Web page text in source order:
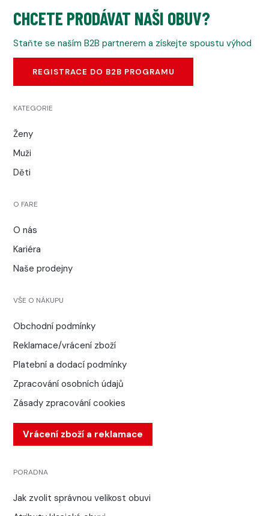
CHCETE PRODÁVAT NAŠI OBUV?
Staňte se naším B2B partnerem a získejte spoustu výhod
REGISTRACE DO B2B PROGRAMU
KATEGORIE
Ženy
Muži
Děti
O FARE
O nás
Kariéra
Naše prodejny
VŠE O NÁKUPU
Obchodní podmínky
Reklamace/vrácení zboží
Platební a dodací podmínky
Zpracování osobních údajů
Zásady zpracování cookies
Vrácení zboží a reklamace
PORADNA
Jak zvolit správnou velikost obuvi